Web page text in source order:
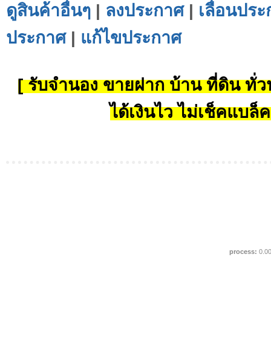
ดูสินค้าอื่นๆ | ลงประกาศ| เลื่อนปร
ประกาศ| แก้ไขประกาศ
[ รับจำนอง ขายฝาก บ้าน ที่ดิน ทั่ว
ได้เงินไว ไม่เช็คแบล็
process: